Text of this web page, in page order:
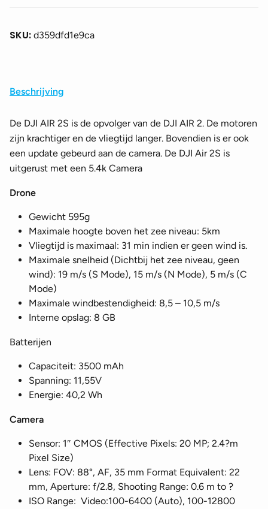
SKU: d359dfd1e9ca
Beschrijving
De DJI AIR 2S is de opvolger van de DJI AIR 2. De motoren
zijn krachtiger en de vliegtijd langer. Bovendien is er ook
een update gebeurd aan de camera. De DJI Air 2S is
uitgerust met een 5.4k Camera
Drone
Gewicht 595g
Maximale hoogte boven het zee niveau: 5km
Vliegtijd is maximaal: 31 min indien er geen wind is.
Maximale snelheid (Dichtbij het zee niveau, geen
wind): 19 m/s (S Mode), 15 m/s (N Mode), 5 m/s (C
Mode)
Maximale windbestendigheid: 8,5 – 10,5 m/s
Interne opslag: 8 GB
Batterijen
Capaciteit: 3500 mAh
Spanning: 11,55V
Energie: 40,2 Wh
Camera
Sensor: 1″ CMOS (Effective Pixels: 20 MP; 2.4?m
Pixel Size)
Lens: FOV: 88°, AF, 35 mm Format Equivalent: 22
mm, Aperture: f/2.8, Shooting Range: 0.6 m to ?
ISO Range: Video:100-6400 (Auto), 100-12800